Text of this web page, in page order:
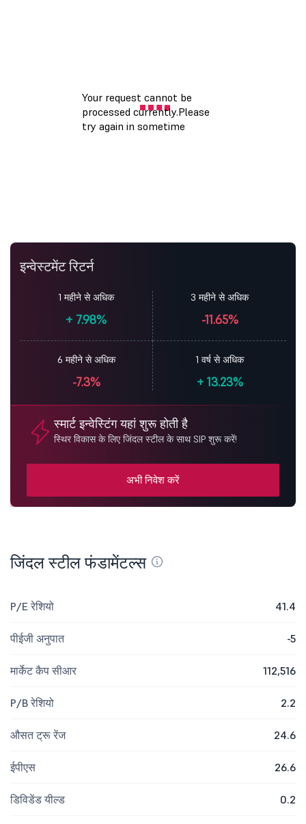
इन्वेस्टमेंट रिटर्न
1 महीने से अधिक
+ 7.98%
3 महीने से अधिक
-11.65%
6 महीने से अधिक
-7.3%
1 वर्ष से अधिक
+13.23%
स्मार्ट इन्वेस्टिंग यहां शुरू होती है
स्थिर विकास के लिए जिंदल स्टील के साथ SIP शुरू करें!
अभी निवेश करें
जिंदल स्टील फंडामेंटल्स
P/E रेशियो 41.4
पीईजी अनुपात -5
मार्केट कैप सीआर 112,516
P/B रेशियो 2.2
औसत ट्रू रेंज 24.6
ईपीएस 26.6
डिविडेंड यील्ड 0.2